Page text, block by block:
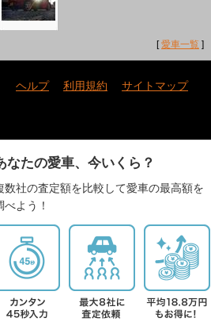
[愛車一覧 ]
ヘルプ｜ 利用規約 サイトマップ
なたの愛車、今いくら？
数社の査定額を比較して愛車の最高額を
べよう！